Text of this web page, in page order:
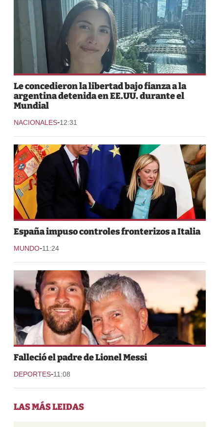
Le concedieron la libertad bajo fianza a la
argentina detenida en EE.UU. durante el
Mundial
NACIONALES-12:31
España impuso controles fronterizos a Italia
MUNDO-11:24
Falleció el padre de Lionel Messi
DEPORTES-11:08
LAS MÁS LEIDAS